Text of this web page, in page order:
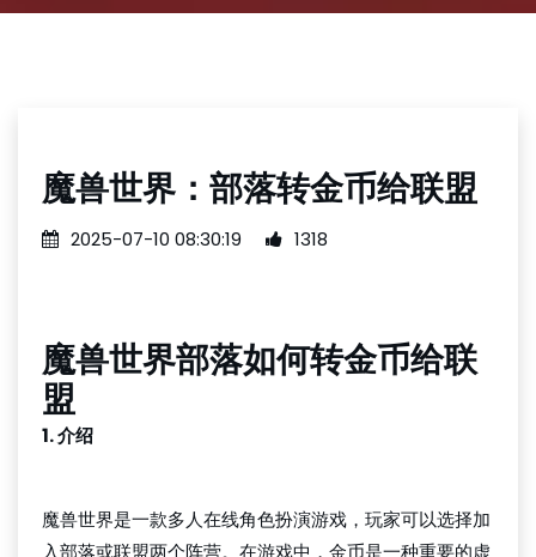
魔兽世界：部落转金币给联盟
2025-07-10 08:30:19 1318
魔兽世界部落如何转金币给联
盟
1. 介绍
魔兽世界是一款多人在线角色扮演游戏，玩家可以选择加
入部落或联盟两个阵营。在游戏中，金币是一种重要的虚